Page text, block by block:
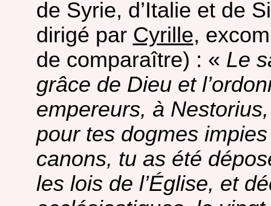
de Syrie, d’Italie et de
dirigé par Cyrille,
de comparaître) : « Le
grâce de Dieu et
empereurs, à
pour tes dogmes
canons, tu as été
les lois de l’Église, et